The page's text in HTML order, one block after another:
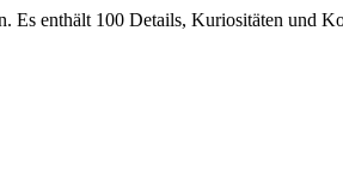
Es enthält 100 Details, Kuriositäten und